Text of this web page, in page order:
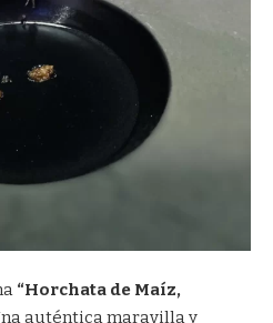
“Horchata de Maíz,
auténtica maravilla y